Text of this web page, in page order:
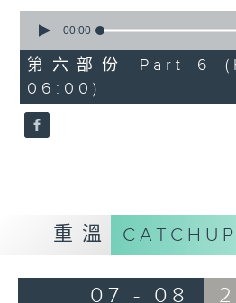
seconds
54
minutes,
59
seconds
00:00
第六部份 Part 6
06:00)
重溫 CATCHUP
07 - 08